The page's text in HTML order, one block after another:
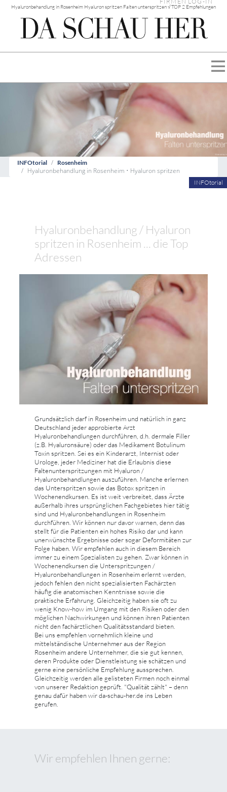
Hyaluronbehandlung in Rosenheim Hyaluron spritzen Falten unterspritzen √ TOP 2 Empfehlungen
INFOtorial Rosenheim
Hyaluronbehandlung in Rosenheim • Hyaluron spritzen
INFOtorial
Hyaluronbehandlung / Hyaluron
spritzen in Rosenheim ... die Top
Adressen
Grundsätzlich darf in Rosenheim und natürlich in ganz
Deutschland jeder approbierte Arzt
Hyaluronbehandlungen durchführen, d.h. dermale Filler
(z.B. Hyaluronsäure) oder das Medikament Botulinum
Toxin spritzen. Sei es ein Kinderarzt, Internist oder
Urologe, jeder Mediziner hat die Erlaubnis diese
Faltenunterspritzungen mit Hyaluron /
Hyaluronbehandlungen auszuführen. Manche erlernen
das Unterspritzen sowie das Botox spritzen in
Wochenendkursen. Es ist weit verbreitet, dass Ärzte
außerhalb ihres ursprünglichen Fachgebietes hier tätig
sind und Hyaluronbehandlungen in Rosenheim
durchführen. Wir können nur davor warnen, denn das
stellt für die Patienten ein hohes Risiko dar und kann
unerwünschte Ergebnisse oder sogar Deformitäten zur
Folge haben. Wir empfehlen auch in diesem Bereich
immer zu einem Spezialisten zu gehen. Zwar können in
Wochenendkursen die Unterspritzungen /
Hyaluronbehandlungen in Rosenheim erlernt werden,
jedoch fehlen den nicht spezialisierten Fachärzten
häufig die anatomischen Kenntnisse sowie die
praktische Erfahrung. Gleichzeitig haben sie oft zu
wenig Know-how im Umgang mit den Risiken oder den
möglichen Nachwirkungen und können ihren Patienten
nicht den fachärztlichen Qualitätsstandard bieten.
Bei uns empfehlen vornehmlich kleine und
mittelständische Unternehmer aus der Region
Rosenheim andere Unternehmer, die sie gut kennen,
deren Produkte oder Dienstleistung sie schätzen und
gerne eine persönliche Empfehlung aussprechen.
Gleichzeitig werden alle gelisteten Firmen noch einmal
von unserer Redaktion geprüft. "Qualität zählt" – denn
genau dafür haben wir da-schau-her.de ins Leben
gerufen.
Wir empfehlen Ihnen gerne: